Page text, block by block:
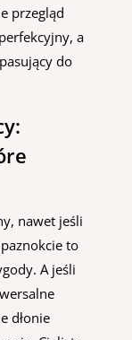
przegląd
a
do
nawet jeśli
to
A jeśli
dłonie